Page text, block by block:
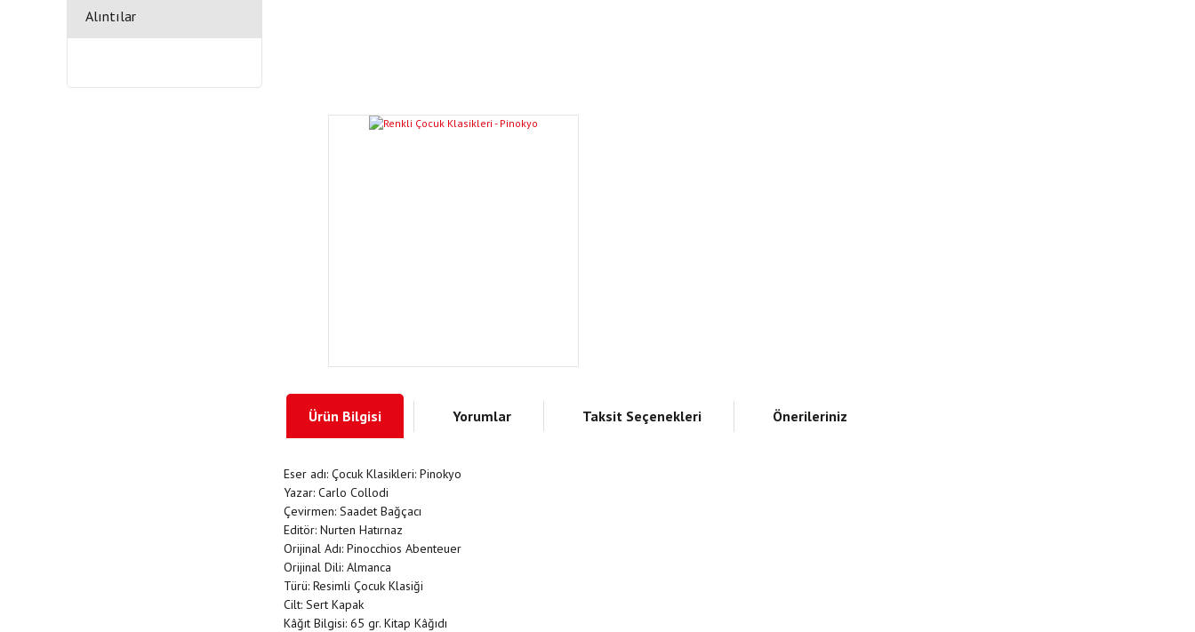
Alıntılar
Ürün Bilgisi Yorumlar Taksit Seçenekleri Önerileriniz
Eser adı: Çocuk Klasikleri: Pinokyo
Yazar: Carlo Collodi
Çevirmen: Saadet Bağçacı
Editör: Nurten Hatırnaz
Orijinal Adı: Pinocchios Abenteuer
Orijinal Dili: Almanca
Türü: Resimli Çocuk Klasiği
Cilt: Sert Kapak
Kâğıt Bilgisi: 65 gr. Kitap Kâğıdı